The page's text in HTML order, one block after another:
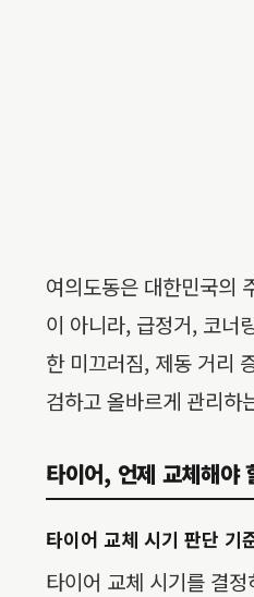
여의도동은 대한민국의
이 아니라, 급정거, 코너
한 미끄러짐, 제동 거리
검하고 올바르게 관리하
타이어, 언제 교체해야
타이어 교체 시기 판단 기
타이어 교체 시기를 결